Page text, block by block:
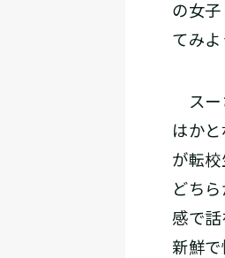
の女
てみよ
スー
はか
が転
どち
感で
新鮮